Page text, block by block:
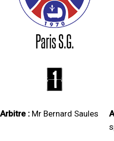
Paris S.G.
1
Arbitre : Mr Bernard Saules